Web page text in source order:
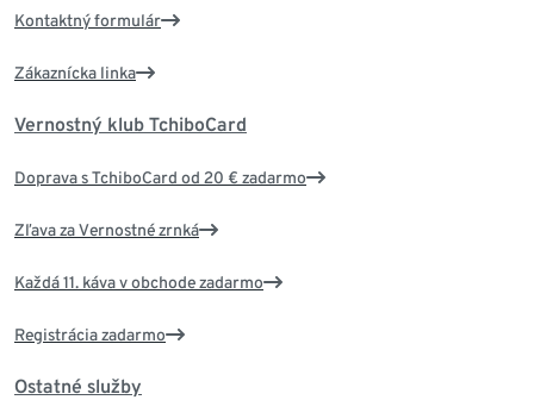
Kontaktný formulár
Zákaznícka linka
Vernostný klub TchiboCard
Doprava s TchiboCard od 20 € zadarmo
Zľava za Vernostné zrnká
Každá 11. káva v obchode zadarmo
Registrácia zadarmo
Ostatné služby